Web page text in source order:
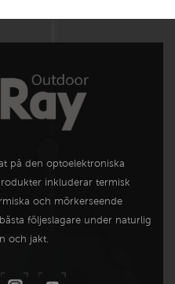
på den optoelektroniska
inkluderar termisk
och mörkerseende
följeslagare under naturlig
och jakt.